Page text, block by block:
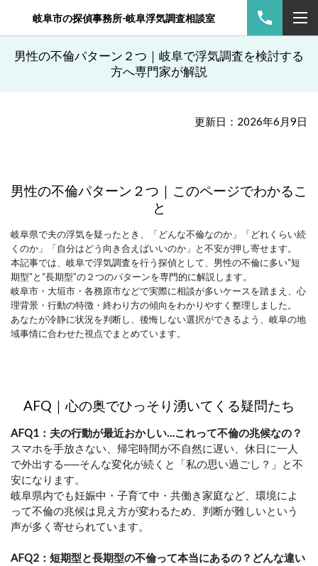
岐阜市の探偵事務所-岐阜浮気調査相談室
男性の不倫パターン２つ｜岐阜で浮気調査を検討する
方へ専門家が解説
更新日：2026年6月9日
男性の不倫パターン２つ｜このページでわかるこ
と
岐阜県で夫の浮気を疑ったとき、「どんな不倫なのか」「どれくらい続
くのか」「自分はどう向き合えばいいのか」と不安が押し寄せます。
本記事では、岐阜で浮気調査を行う探偵として、男性の不倫に多い“短
期型”と“長期型”の２つのパターンを専門的に解説します。
岐阜市・大垣市・各務原市などで実際に相談が多いケースを踏まえ、心
理背景・行動の特徴・終わり方の傾向をわかりやすく整理しました。
あなたが冷静に状況を判断し、後悔しない選択ができるよう、岐阜の地
域事情に合わせた視点でまとめています。
AFQ｜心の奥でひっそり湧いてくる疑問たち
AFQ1：夫の行動が最近おかしい…これって不倫の兆候なの？
スマホを手放さない、帰宅時間が不自然に遅い、休日に一人
で外出する──そんな変化が続くと「私の思い過ごし？」と不
安になります。
岐阜県内でも妊娠中・子育て中・共働き家庭など、環境によ
って不倫の兆候は見え方が変わるため、判断が難しいという
声が多く寄せられています。
AFQ2：短期型と長期型の不倫って本当にあるの？どんな違い